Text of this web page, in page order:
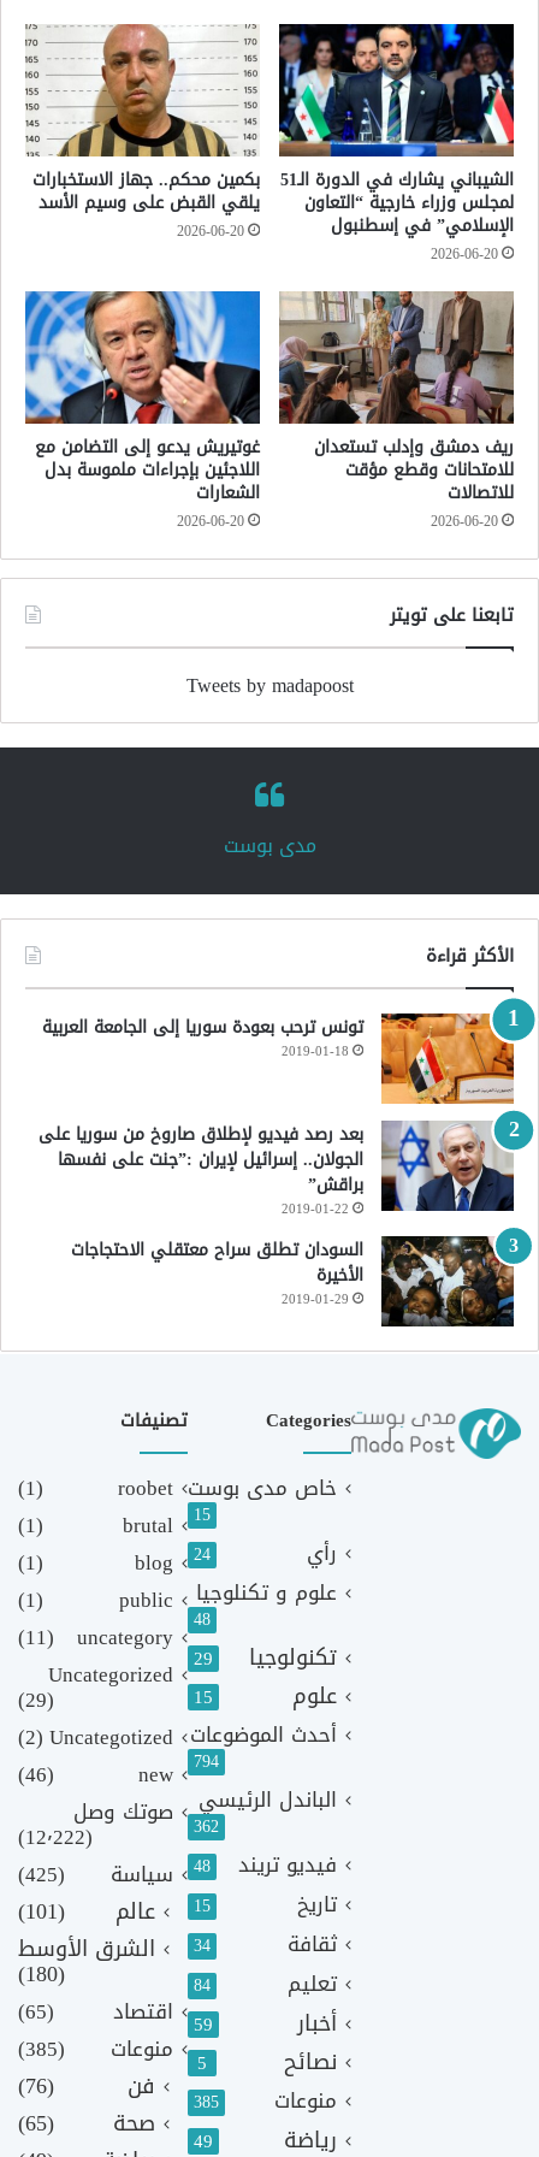
الشيباني يشارك في الدورة الـ51
لمجلس وزراء خارجية “التعاون
الإسلامي” في إسطنبول
2026-06-20
بكمين محكم.. جهاز الاستخبارات
يلقي القبض على وسيم الأسد
2026-06-20
ريف دمشق وإدلب تستعدان
للامتحانات وقطع مؤقت
للاتصالات
2026-06-20
غوتيريش يدعو إلى التضامن مع
اللاجئين بإجراءات ملموسة بدل
الشعارات
2026-06-20
تابعنا على تويتر
Tweets by madapoost
‏مدى بوست‏
الأكثر قراءة
تونس ترحب بعودة سوريا إلى الجامعة العربية
2019-01-18
بعد رصد فيديو لإطلاق صاروخ من سوريا على
الجولان.. إسرائيل لإيران :”جنت على نفسها
براقش”
2019-01-22
السودان تطلق سراح معتقلي الاحتجاجات
الأخيرة
2019-01-29
Categories
خاص مدى بوست
15
رأي 24
علوم و تكنلوجيا
48
تكنولوجيا 29
علوم 15
أحدث الموضوعات
794
الباندل الرئيسي
362
فيديو تريند 48
تاريخ 15
ثقافة 34
تعليم 84
أخبار 59
نصائح 5
منوعات 385
رياضة 49
تصنيفات
roobet
(1)
brutal
(1)
blog
(1)
public
(1)
uncategory
(11)
Uncategorized
(29)
Uncategotized
(2)
new
(46)
صوتك وصل
(12٬222)
سياسة
(425)
عالم
(101)
الشرق الأوسط
(180)
اقتصاد
(65)
منوعات
(385)
فن
(76)
صحة
(65)